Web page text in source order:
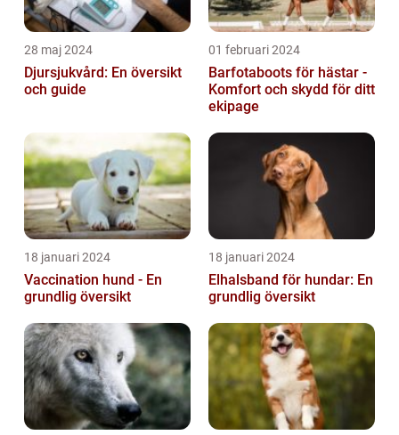
28 maj 2024
Djursjukvård: En översikt
och guide
01 februari 2024
Barfotaboots för hästar -
Komfort och skydd för ditt
ekipage
18 januari 2024
Vaccination hund - En
grundlig översikt
18 januari 2024
Elhalsband för hundar: En
grundlig översikt